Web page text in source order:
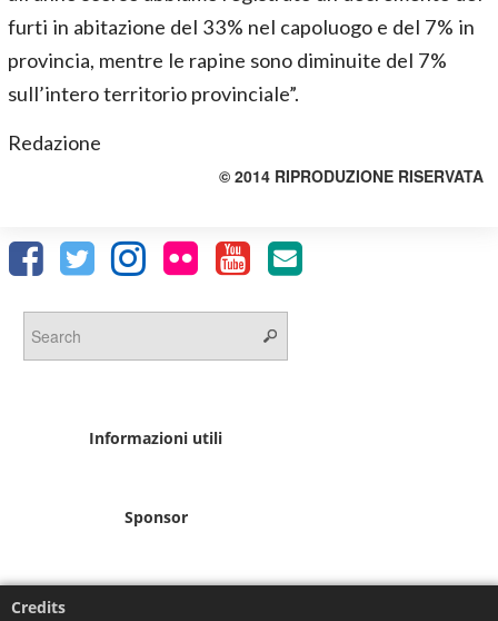
furti in abitazione del 33% nel capoluogo e del 7% in
provincia, mentre le rapine sono diminuite del 7%
sull’intero territorio provinciale”.
Redazione
© 2014 RIPRODUZIONE RISERVATA
Informazioni utili
Sponsor
Credits